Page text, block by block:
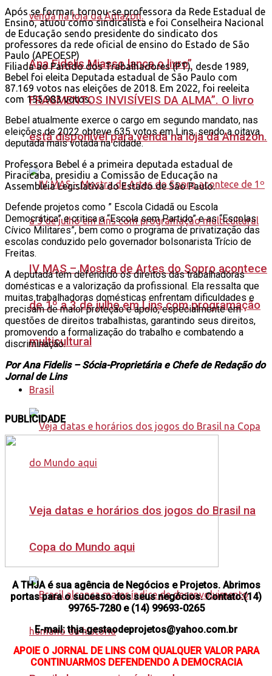
Ana Fidelis Miasso lança o livro”
FRAGMENTOS INVISÍVEIS DA ALMA”. O livro
está disponível para venda na loja da Amazon.
IV MAS – Mostra de Artes do Sopro acontece
de 1º a 3 de julho em Lins com programação
multicultural
Brasil
Veja datas e horários dos jogos do Brasil na
Copa do Mundo aqui
Após se formar, tornou-se professora da Rede Estadual de
Ensino, atuou como sindicalista e foi Conselheira Nacional
de Educação sendo presidente do sindicato dos
professores da rede oficial de ensino do Estado de São
Paulo (APEOESP)
Filiada ao Partido dos Trabalhadores (PT), desde 1989,
Bebel foi eleita Deputada estadual de São Paulo com
87.169 votos nas eleições de 2018. Em 2022, foi reeleita
com 155.983 votos.
Bebel atualmente exerce o cargo em segundo mandato, nas
eleições de 2022 obteve 635 votos em Lins, sendo a oitava
deputada mais votada na cidade.
Professora Bebel é a primeira deputada estadual de
Piracicaba, presidiu a Comissão de Educação na
Assembleia Legislativa do Estado de São Paulo.
Defende projetos como ” Escola Cidadã ou Escola
Democrática” e critica a “Escola sem Partido” e as “Escolas
Cívico Militares”, bem como o programa de privatização das
escolas conduzido pelo governador bolsonarista Trício de
Freitas.
A deputada tem defendido os direitos das trabalhadoras
domésticas e a valorização da profissional. Ela ressalta que
muitas trabalhadoras domésticas enfrentam dificuldades e
precisam de maior proteção e apoio, especialmente em
questões de direitos trabalhistas, garantindo seus direitos,
promovendo a formalização do trabalho e combatendo a
discriminação.
Por Ana Fidelis – Sócia-Proprietária e Chefe de Redação do
Jornal de Lins
PUBLICIDADE
A THJA é sua agência de Negócios e Projetos. Abrimos
portas para o sucesso dos seus negócios. Contato:(14)
99765-7280 e (14) 99693-0265
E-mail: thja.gestaodeprojetos@yahoo.com.br
APOIE O JORNAL DE LINS COM QUALQUER VALOR PARA
CONTINUARMOS DEFENDENDO A DEMOCRACIA